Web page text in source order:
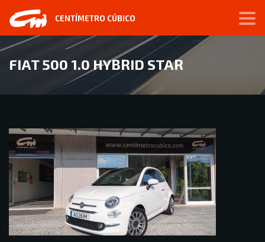
CENTÍMETRO CÚBICO
FIAT 500 1.0 HYBRID STAR